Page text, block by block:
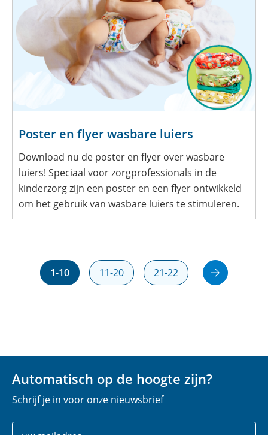
Poster en flyer wasbare luiers
Download nu de poster en flyer over wasbare
luiers! Speciaal voor zorgprofessionals in de
kinderzorg zijn een poster en een flyer ontwikkeld
om het gebruik van wasbare luiers te stimuleren.
1-10 11-20 21-22
Automatisch op de hoogte zijn?
Schrijf je in voor onze nieuwsbrief
Uw
E